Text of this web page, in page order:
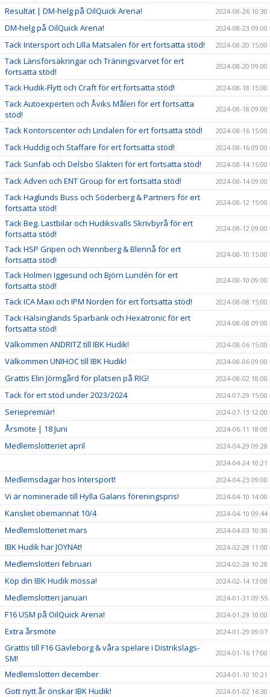
Resultat | DM-helg på OilQuick Arena! 2024-08-26 10:30
DM-helg på OilQuick Arena! 2024-08-23 09:00
Tack Intersport och Lilla Matsalen för ert fortsatta stöd! 2024-08-20 15:00
Tack Länsförsäkringar och Träningsvarvet för ert
fortsatta stöd!
2024-08-20 09:00
Tack Hudik-Flytt och Craft för ert fortsatta stöd! 2024-08-18 15:00
Tack Autoexperten och Åviks Måleri för ert fortsatta
stöd!
2024-08-18 09:00
Tack Kontorscenter och Lindalen för ert fortsatta stöd! 2024-08-16 15:00
Tack Huddig och Staffare för ert fortsatta stöd! 2024-08-16 09:00
Tack Sunfab och Delsbo Slakteri för ert fortsatta stöd! 2024-08-14 15:00
Tack Adven och ENT Group för ert fortsatta stöd! 2024-08-14 09:00
Tack Haglunds Buss och Söderberg & Partners för ert
fortsatta stöd!
2024-08-12 15:00
Tack Beg. Lastbilar och Hudiksvalls Skrivbyrå för ert
fortsatta stöd!
2024-08-12 09:00
Tack HSP Gripen och Wennberg & Blennå för ert
fortsatta stöd!
2024-08-10 15:00
Tack Holmen Iggesund och Björn Lundén för ert
fortsatta stöd!
2024-08-10 09:00
Tack ICA Maxi och IPM Norden för ert fortsatta stöd! 2024-08-08 15:00
Tack Hälsinglands Sparbank och Hexatronic för ert
fortsatta stöd!
2024-08-08 09:00
Välkommen ANDRITZ till IBK Hudik! 2024-08-06 15:00
Välkommen UNIHOC till IBK Hudik! 2024-08-06 09:00
Grattis Elin Jörmgård för platsen på RIG! 2024-08-02 18:00
Tack för ert stöd under 2023/2024 2024-07-29 15:00
Seriepremiär! 2024-07-13 12:00
Årsmöte | 18 Juni 2024-06-11 18:00
Medlemslotteriet april
2024-04-29 09:28
2024-04-24 10:21
Medlemsdagar hos Intersport! 2024-04-23 09:00
Vi är nominerade till Hylla Galans föreningspris! 2024-04-10 14:00
Kansliet obemannat 10/4 2024-04-10 09:44
Medlemslotteriet mars 2024-04-03 10:30
IBK Hudik har JOYNAt! 2024-02-28 11:00
Medlemslotteri februari 2024-02-28 10:28
Köp din IBK Hudik mössa! 2024-02-14 13:00
Medlemslotteri januari 2024-01-31 09:55
F16 USM på OilQuick Arena! 2024-01-29 10:00
Extra årsmöte 2024-01-29 09:07
Grattis till F16 Gävleborg & våra spelare i Distrikslags-
SM!
2024-01-16 17:00
Medlemslotteri december 2024-01-10 10:21
Gott nytt år önskar IBK Hudik! 2024-01-02 16:30